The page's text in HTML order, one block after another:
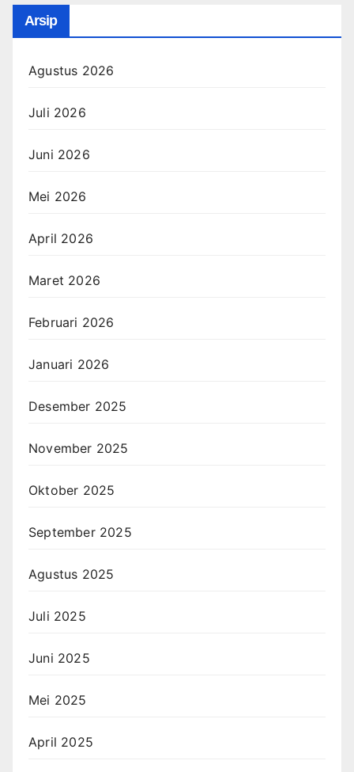
Arsip
Agustus 2026
Juli 2026
Juni 2026
Mei 2026
April 2026
Maret 2026
Februari 2026
Januari 2026
Desember 2025
November 2025
Oktober 2025
September 2025
Agustus 2025
Juli 2025
Juni 2025
Mei 2025
April 2025